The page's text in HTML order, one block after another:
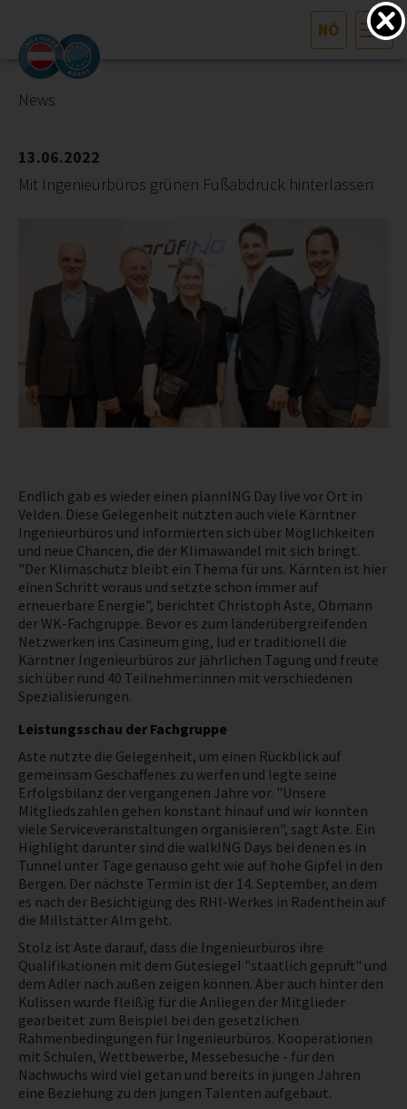
NÖ
DAS INGENIEURBÜRO
INTERESSEN­VERTRETUNG
MITGLIEDER­VERZEICHNIS
KONTAKT
NICHT AMTLICHE SACHVERSTÄNDIGE
News
13.06.2022
Mit Ingenieurbüros grünen Fußabdruck hinterlassen
Endlich gab es wieder einen plannING Day live vor Ort in
Velden. Diese Gelegenheit nutzten auch viele Kärntner
Ingenieurbüros und informierten sich über Möglichkeiten
und neue Chancen, die der Klimawandel mit sich bringt.
"Der Klimaschutz bleibt ein Thema für uns. Kärnten ist hier
einen Schritt voraus und setzte schon immer auf
erneuerbare Energie", berichtet Christoph Aste, Obmann
der WK-Fachgruppe. Bevor es zum länderübergreifenden
Netzwerken ins Casineum ging, lud er traditionell die
Kärntner Ingenieurbüros zur jährlichen Tagung und freute
sich über rund 40 Teilnehmer:innen mit verschiedenen
Spezialisierungen.
Leistungsschau der Fachgruppe
Aste nutzte die Gelegenheit, um einen Rückblick auf
gemeinsam Geschaffenes zu werfen und legte seine
Erfolgsbilanz der vergangenen Jahre vor. "Unsere
Mitgliedszahlen gehen konstant hinauf und wir konnten
viele Serviceveranstaltungen organisieren", sagt Aste. Ein
Highlight darunter sind die walkING Days bei denen es in
Tunnel unter Tage genauso geht wie auf hohe Gipfel in den
Bergen. Der nächste Termin ist der 14. September, an dem
es nach der Besichtigung des RHI-Werkes in Radenthein auf
die Millstätter Alm geht.
Stolz ist Aste darauf, dass die Ingenieurbüros ihre
Qualifikationen mit dem Gütesiegel "staatlich geprüft" und
dem Adler nach außen zeigen können. Aber auch hinter den
Kulissen wurde fleißig für die Anliegen der Mitglieder
gearbeitet zum Beispiel bei den gesetzlichen
Rahmenbedingungen für Ingenieurbüros. Kooperationen
mit Schulen, Wettbewerbe, Messebesuche - für den
Nachwuchs wird viel getan und bereits in jungen Jahren
eine Beziehung zu den jungen Talenten aufgebaut.